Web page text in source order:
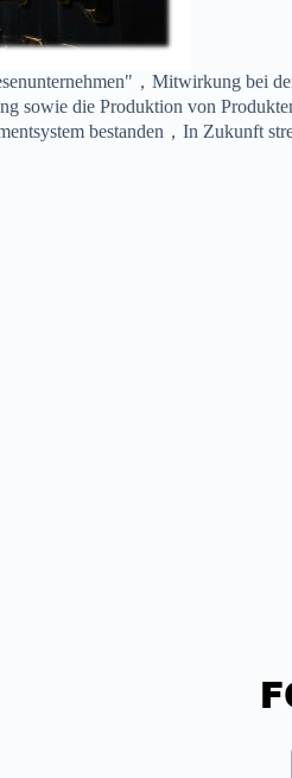
，Mitwirkung bei
sowie die Produktion von
bestanden，In Zukunft